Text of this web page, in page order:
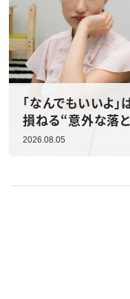
「なんでもいいよ
損ねる“意外な落
2026.08.05